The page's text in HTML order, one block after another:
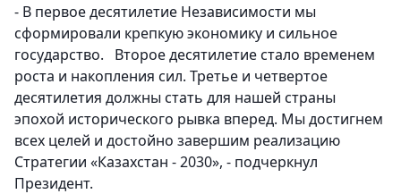
- В первое десятилетие Независимости мы
сформировали крепкую экономику и сильное
государство. Второе десятилетие стало временем
роста и накопления сил. Третье и четвертое
десятилетия должны стать для нашей страны
эпохой исторического рывка вперед. Мы достигнем
всех целей и достойно завершим реализацию
Стратегии «Казахстан - 2030», - подчеркнул
Президент.